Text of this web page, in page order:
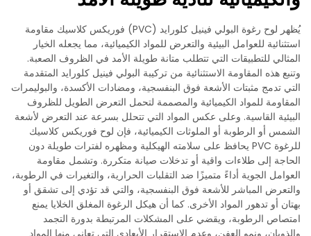
يُظهر لوح رغوة البولي فينيل كلورايد (PVC) فوريكس كلاسيك مقاومة
استثنائية للعوامل البيئية والتعرض للمواد الكيميائية، مما يجعله الخيار
المثالي للتطبيقات التي تتطلب متانة طويلة الأمد في الظروف الصعبة.
وتنبع هذه المقاومة الاستثنائية من تركيبة البولي فينيل كلورايد المتقدمة
التي تدمج مثبتات الأشعة فوق البنفسجية، ومضادات الأكسدة، والبوليمرات
المقاومة للمواد الكيميائية والمصممة لتحمل التعرض الطويل للظروف
البيئية القاسية. وعلى عكس المواد التي تتحلل بسرعة عند التعرض لأشعة
الشمس أو الرطوبة أو الملوثات الكيميائية، فإن لوح فوريكس كلاسيك
للرغوة PVC يحافظ على سلامته الهيكلية ومظهره لفترات طويلة دون
الحاجة إلى طلاءات واقية أو تدخلات صيانة متكررة. وتشمل مقاومة
العوامل الجوية أداءً متميزًا ضد التقلبات الحرارية، والتغيرات في الرطوبة،
والتعرض المباشر للأشعة فوق البنفسجية، والتي قد تؤدي إلى تشقق أو
بهتان أو تدهور المواد الأخرى. كما أن هيكل الرغوة المغلق الخلايا يمنع
امتصاص الرطوبة، ويقضي على المشكلات المرتبطة بدورة التجمد
والذوبان، ونمو العفن، وعدم الاستقرار الأبعادي التي تعاني منها المواد